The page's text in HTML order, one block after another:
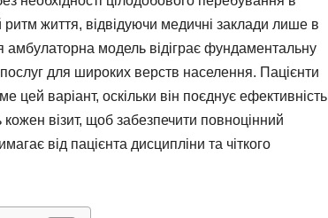
ритм життя, відвідуючи медичні заклади лише в
амбулаторна модель відіграє фундаментальну
для широких верств населення. Пацієнти
варіант, оскільки він поєднує ефективність
візит, щоб забезпечити повноцінний
від пацієнта дисципліни та чіткого